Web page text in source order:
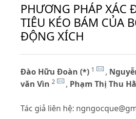
PHƯƠNG PHÁP XÁC
TIÊU KÉO BÁM CỦA
ĐỘNG XÍCH
Đào Hữu Đoàn (*) 1 ,
văn Vìn 2 , Phạm Thị Thu
Tác giả liên hệ: